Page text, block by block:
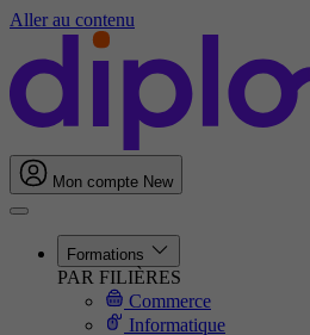
Aller au contenu
Mon compte New
Formations
PAR FILIÈRES
Commerce
Informatique